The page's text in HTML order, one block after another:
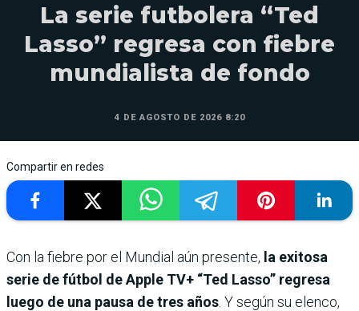
La serie futbolera “Ted
Lasso” regresa con fiebre
mundialista de fondo
4 DE AGOSTO DE 2026 8:20
Compartir en redes
Con la fiebre por el Mundial aún presente, la exitosa
serie de fútbol de Apple TV+ “Ted Lasso” regresa
luego de una pausa de tres años . Y según su elenco,